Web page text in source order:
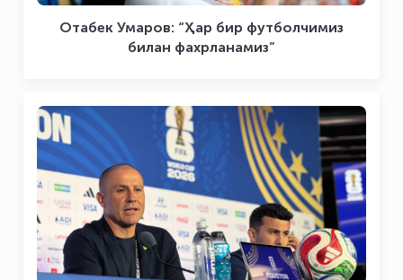
Отабек Умаров: “Ҳар бир футболчимиз
билан фахрланамиз”